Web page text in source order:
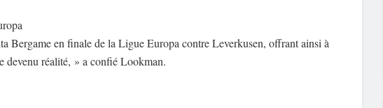
Bergame en finale de la Ligue Europa contre Leverkusen, offrant ainsi à
devenu réalité, » a confié Lookman.